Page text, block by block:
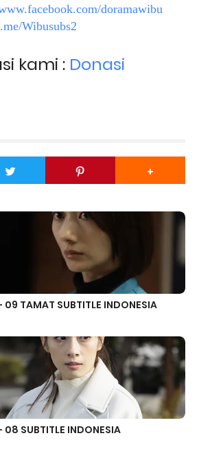
doramawibu
Wibusubs2
kami : Donasi
TAMAT SUBTITLE INDONESIA
SUBTITLE INDONESIA